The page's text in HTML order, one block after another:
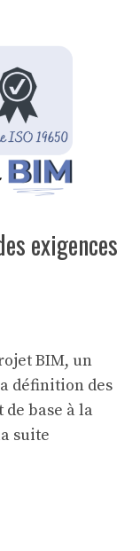
exigences
BIM, un
définition des
de base à la
suite